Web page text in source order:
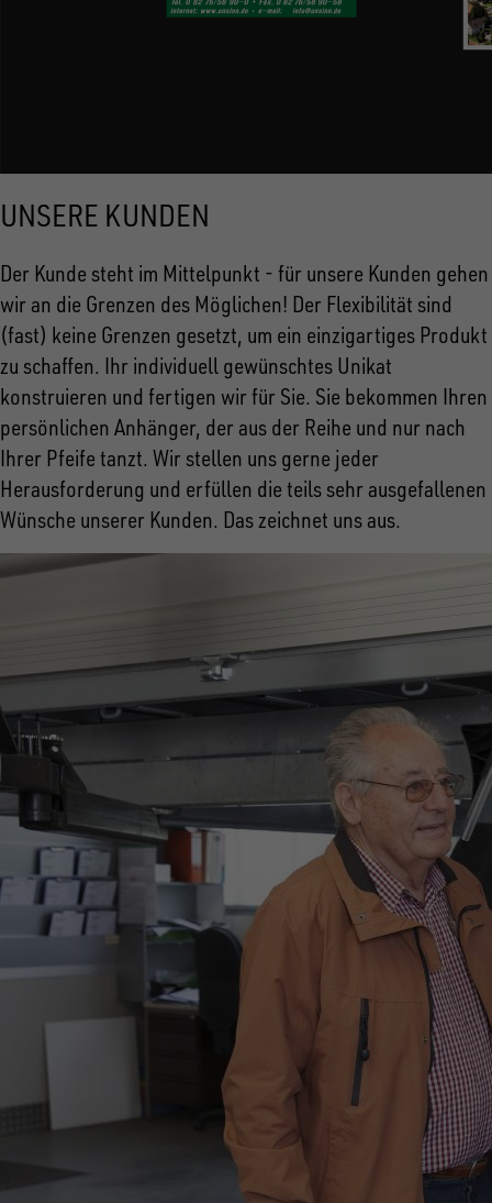
UNSERE KUNDEN
Der Kunde steht im Mittelpunkt - für unsere Kunden gehen
wir an die Grenzen des Möglichen! Der Flexibilität sind
(fast) keine Grenzen gesetzt, um ein einzigartiges Produkt
zu schaffen. Ihr individuell gewünschtes Unikat
konstruieren und fertigen wir für Sie. Sie bekommen Ihren
persönlichen Anhänger, der aus der Reihe und nur nach
Ihrer Pfeife tanzt. Wir stellen uns gerne jeder
Herausforderung und erfüllen die teils sehr ausgefallenen
Wünsche unserer Kunden. Das zeichnet uns aus.